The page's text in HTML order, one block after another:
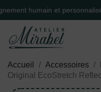
humain et personnalisé
Accueil Accessoires
Original EcoStretch